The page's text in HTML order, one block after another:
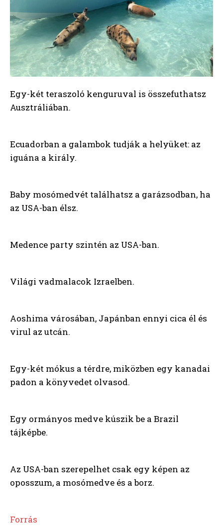
Egy-két teraszoló kenguruval is összefuthatsz
Ausztráliában.
Ecuadorban a galambok tudják a helyüket: az
iguána a király.
Baby mosómedvét találhatsz a garázsodban, ha
az USA-ban élsz.
Medence party szintén az USA-ban.
Világi vadmalacok Izraelben.
Aoshima városában, Japánban ennyi cica él és
virul az utcán.
Egy-két mókus a térdre, miközben egy kanadai
padon a könyvedet olvasod.
Egy ormányos medve kúszik be a Brazil
tájképbe.
Az USA-ban szerepelhet csak egy képen az
oposszum, a mosómedve és a borz.
Forrás